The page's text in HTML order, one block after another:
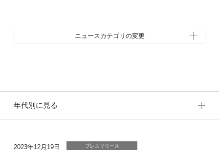
ニュースカテゴリの変更
年代別に見る
2023年12月19日 プレスリリース